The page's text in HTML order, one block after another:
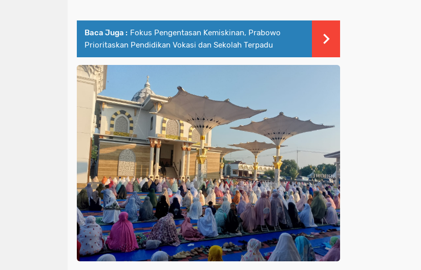
Baca Juga : Fokus Pengentasan Kemiskinan, Prabowo
Prioritaskan Pendidikan Vokasi dan Sekolah Terpadu